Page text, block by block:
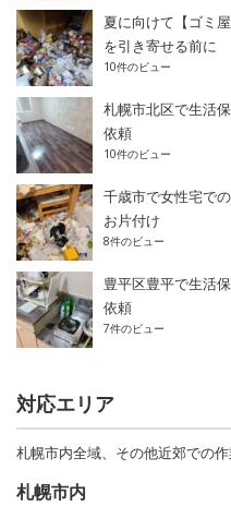
夏に向けて【ゴミ
を引き寄せる前に
10件のビュー
札幌市北区で生活
依頼
10件のビュー
千歳市で女性宅で
お片付け
8件のビュー
豊平区豊平で生活
依頼
7件のビュー
対応エリア
札幌市内全域、その他近郊での作
札幌市内